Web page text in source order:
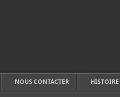
NOUS CONTACTER